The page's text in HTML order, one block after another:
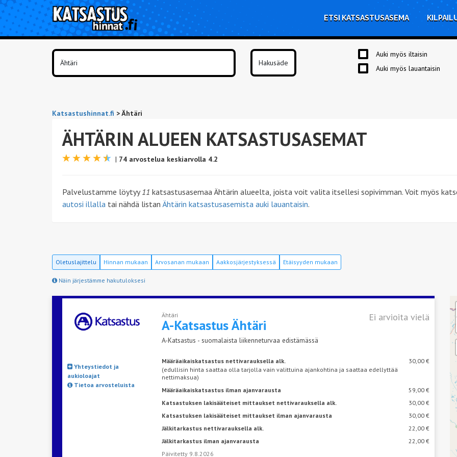
ETSI KATSASTUSASEMA
Auki myös iltaisin
Auki myös lauantaisin
Katsastushinnat.fi >Ähtäri
ÄHTÄRIN ALUEEN KATSASTUSASEMAT
| 74 arvostelua keskiarvolla 4.2
Palvelustamme löytyy 11 katsastusasemaa Ähtärin alueelta, joista voit valita itsellesi sopivimman. Voit myös
autosi illalla tai nähdä listan Ähtärin katsastusasemista auki lauantaisin.
Oletuslajittelu Hinnan mukaan Arvosanan mukaan Aakkosjärjestyksessä Etäisyyden mukaan
Näin järjestämme hakutuloksesi
Ähtäri
A-KatsastusÄhtäri
A-Katsastus - suomalaista liikenneturvaa edistämässä
Ei arvioita vielä
Yhteystiedot ja
aukioloajat
Tietoa arvosteluista
Määräaikaiskatsastus nettivarauksella alk.
30,00 €
(edullisin hinta saattaa olla tarjolla vain valittuina ajankohtina ja saattaa edellyttää
nettimaksua)
Määräaikaiskatsastus ilman ajanvarausta
59,00 €
Katsastuksen lakisääteiset mittaukset nettivarauksella alk.
30,00 €
Katsastuksen lakisääteiset mittaukset ilman ajanvarausta
30,00 €
Jälkitarkastus nettivarauksella alk.
22,00 €
Jälkitarkastus ilman ajanvarausta
22,00 €
Päivitetty 9.8.2026